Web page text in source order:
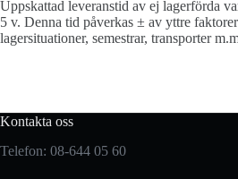
Uppskattad leveranstid av ej lagerförda
5 v. Denna tid påverkas ± av yttre
lagersituationer, semestrar, transporter
Kontakta oss
Telefon: 08-644 05 60